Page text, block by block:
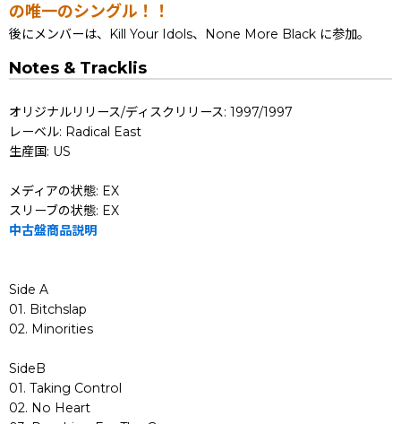
の唯一のシングル！！
後にメンバーは、Kill Your Idols、None More Black に参加。
Notes & Tracklis
オリジナルリリース/ディスクリリース: 1997/1997
レーベル: Radical East
生産国: US
メディアの状態: EX
スリーブの状態: EX
中古盤商品説明
Side A
01. Bitchslap
02. Minorities
SideB
01. Taking Control
02. No Heart